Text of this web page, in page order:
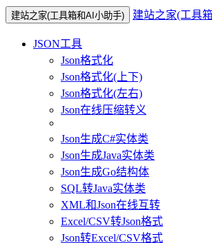
建站之家(工具箱和AI小助手) 建站之家(工具
JSON工具
Json格式化
Json格式化(上下)
Json格式化(左右)
Json在线压缩转义
Json生成C#实体类
Json生成Java实体类
Json生成Go结构体
SQL转Java实体类
XML和Json在线互转
Excel/CSV转Json格式
Json转Excel/CSV格式